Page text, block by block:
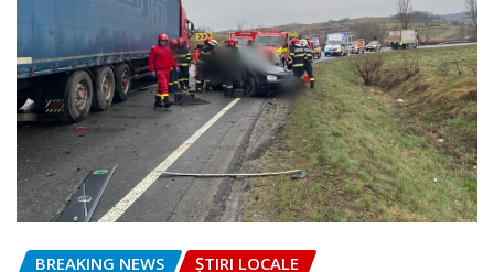
BREAKING NEWS ȘTIRI LOCALE